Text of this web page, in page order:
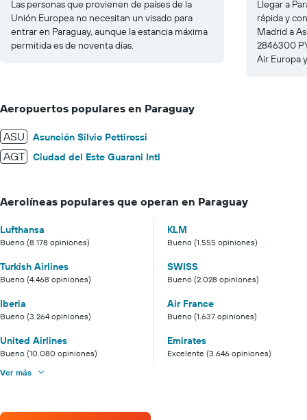
Las personas que provienen de países de la
Unión Europea no necesitan un visado para
entrar en Paraguay, aunque la estancia máxima
permitida es de noventa días.
Llegar a
rápida y
Madrid a
2846300
Air Europa
Aeropuertos populares en Paraguay
ASU Asunción Silvio Pettirossi
AGT Ciudad del Este Guarani Intl
Aerolíneas populares que operan en Paraguay
Lufthansa
Bueno (8.178 opiniones)
KLM
Bueno (1.555 opiniones)
Turkish Airlines
Bueno (4.468 opiniones)
SWISS
Bueno (2.028 opiniones)
Iberia
Bueno (3.264 opiniones)
Air France
Bueno (1.637 opiniones)
United Airlines
Bueno (10.080 opiniones)
Emirates
Excelente (3.646 opiniones)
Ver más